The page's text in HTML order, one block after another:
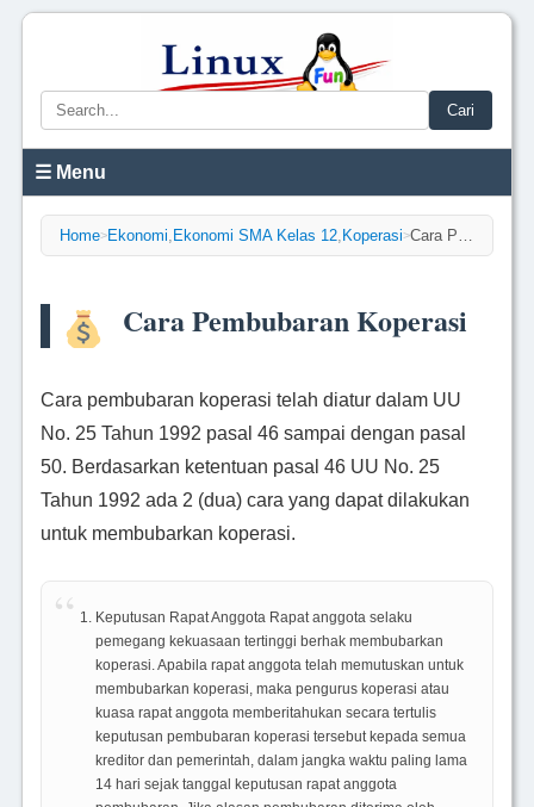
Cari
☰ Menu
Home>Ekonomi, Ekonomi SMA Kelas 12, Koperasi> Cara Pembubaran Koperasi
Cara Pembubaran Koperasi
Cara pembubaran koperasi telah diatur dalam UU
No. 25 Tahun 1992 pasal 46 sampai dengan pasal
50. Berdasarkan ketentuan pasal 46 UU No. 25
Tahun 1992 ada 2 (dua) cara yang dapat dilakukan
untuk membubarkan koperasi.
Keputusan Rapat Anggota Rapat anggota selaku
pemegang kekuasaan tertinggi berhak membubarkan
koperasi. Apabila rapat anggota telah memutuskan untuk
membubarkan koperasi, maka pengurus koperasi atau
kuasa rapat anggota memberitahukan secara tertulis
keputusan pembubaran koperasi tersebut kepada semua
kreditor dan pemerintah, dalam jangka waktu paling lama
14 hari sejak tanggal keputusan rapat anggota